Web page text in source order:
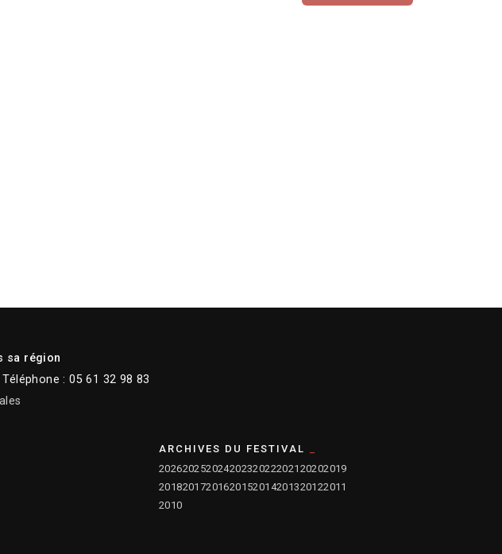
sa région
: 05 61 32 98 83
ARCHIVES DU FESTIVAL
202620252024202320222021 20202019
20182017201620152014201320122011
2010